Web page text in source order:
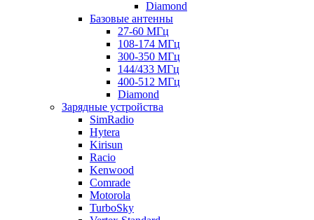
Diamond
Базовые антенны
27-60 МГц
108-174 МГц
300-350 МГц
144/433 МГц
400-512 МГц
Diamond
Зарядные устройства
SimRadio
Hytera
Kirisun
Racio
Kenwood
Comrade
Motorola
TurboSky